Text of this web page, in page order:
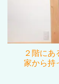
２ 階にあ
家から持